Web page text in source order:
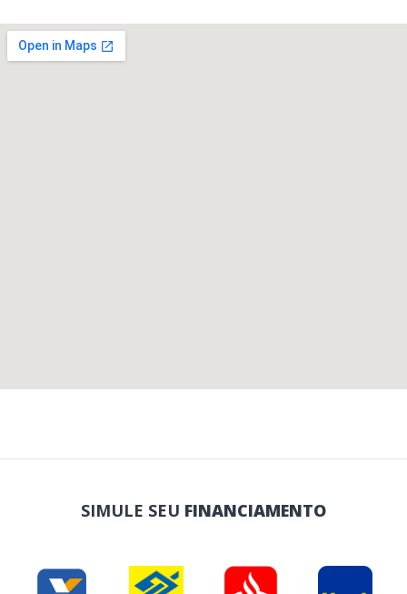
SIMULE SEU FINANCIAMENTO